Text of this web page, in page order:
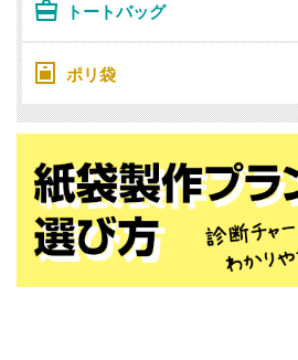
トートバッグ
ポリ袋